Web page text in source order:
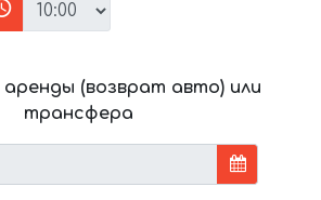
(возврат авто) или
трансфера